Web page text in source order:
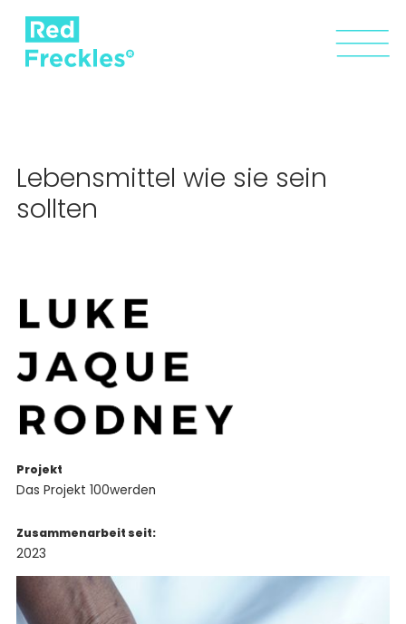
Lebensmittel wie sie sein
sollten
Projekt
Das Projekt 100werden
Zusammenarbeit seit:
2023